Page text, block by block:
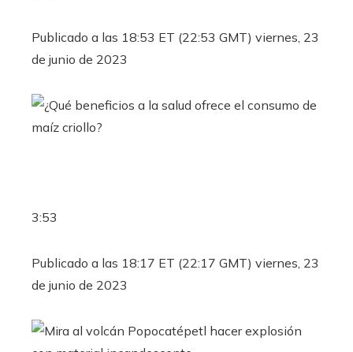
Publicado a las 18:53 ET (22:53 GMT) viernes, 23
de junio de 2023
3:53
Publicado a las 18:17 ET (22:17 GMT) viernes, 23
de junio de 2023